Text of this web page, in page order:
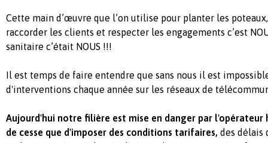
Cette main d’œuvre que l’on utilise pour planter les
raccorder les clients et respecter les engagements c’est
sanitaire c’était NOUS !!!
Il est temps de faire entendre que sans nous il est
d'interventions chaque année sur les réseaux de
Aujourd'hui notre filière est mise en danger par l'opérateur
de cesse que d'imposer des conditions tarifaires, des délais